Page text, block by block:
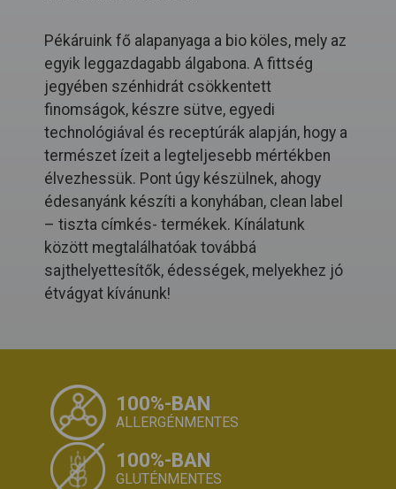
Pékáruink fő alapanyaga a bio köles, mely az
egyik leggazdagabb álgabona. A fittség
jegyében szénhidrát csökkentett
finomságok, készre sütve, egyedi
technológiával és receptúrák alapján, hogy a
természet ízeit a legteljesebb mértékben
élvezhessük. Pont úgy készülnek, ahogy
édesanyánk készíti a konyhában, clean label
– tiszta címkés- termékek. Kínálatunk
között megtalálhatóak továbbá
sajthelyettesítők, édességek, melyekhez jó
étvágyat kívánunk!
100%-BAN
ALLERGÉNMENTES
100%-BAN
GLUTÉNMENTES